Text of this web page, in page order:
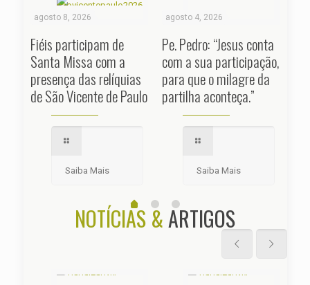
agosto 8, 2026
Fiéis participam de
Santa Missa com a
presença das relíquias
de São Vicente de Paulo
Saiba Mais
agosto 4, 2026
Pe. Pedro: “Jesus conta
com a sua participação,
para que o milagre da
partilha aconteça.”
Saiba Mais
NOTÍCIAS &ARTIGOS